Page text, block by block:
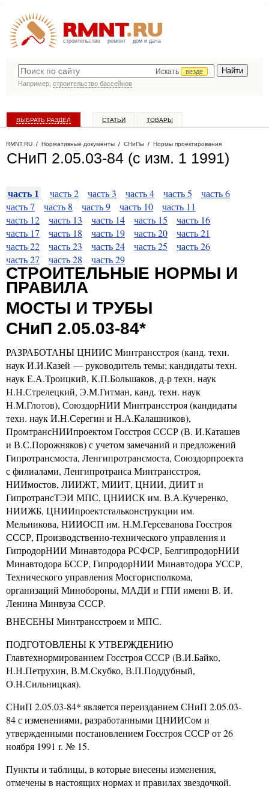
строительство ремонт дом и дача
Искать
везде
Например, строительство бассейнов
ВЫБРАТЬ РАЗДЕЛ СТАТЬИ ТОВАРЫ
RMNT.RU / Нормативные документы / СНиПы / Нормы проектирования
СНиП 2.05.03-84 (с изм. 1 1991)
часть 1 часть 2 часть 3 часть 4 часть 5
часть 6
часть 7
часть 8 часть 9 часть 10
часть 11
часть 12
часть 13 часть 14 часть 15
часть 16
часть 17
часть 18 часть 19 часть 20
часть 21
часть 22
часть 23 часть 24 часть 25
часть 26
часть 27
часть 28 часть 29
СТРОИТЕЛЬНЫЕ НОРМЫ И
ПРАВИЛА
МОСТЫ И ТРУБЫ
СНиП 2.05.03-84*
РАЗРАБОТАНЫ ЦНИИС Минтрансстроя (канд. техн.
наук И.И.Казей — руководитель темы; кандидаты техн.
наук Е.А.Троицкий, К.П.Большаков, д-р техн. наук
Н.Н.Стрелецкий, Э.М.Гитман, канд. техн. наук
Н.М.Глотов), СоюздорНИИ Минтрансстроя (кандидаты
техн. наук И.Н.Серегин и Н.А.Калашников),
ПромтрансНИИпроектом Госстроя СССР(В. И.Каташев
и В.С.Порожняков) с учетом замечаний и предложений
Гипротрансмоста, Ленгипротрансмоста, Союздорпроекта
с филиалами, Ленгипротранса Минтрансстроя,
НИИмостов, ЛИИЖТ, МИИТ, ЦНИИ, ДИИТ и
ГипротрансТЭИ МПС, ЦНИИСК им. В.А.Кучеренко,
НИИЖБ, ЦНИИпроектстальконструкции им.
Мельникова, НИИОСП им. Н.М.Герсеванова Госстроя
СССР, Производственно-технического управления и
ГипродорНИИ Минавтодора РСФСР, БелгипродорНИИ
Минавтодора БССР, ГипродорНИИ Минавтодора УССР,
Технического управления Мосгорисполкома,
организаций Минобороны, МАДИ и ГПИ имени В. И.
Ленина Минвуза СССР.
ВНЕСЕНЫ Минтрансстроем и МПС.
ПОДГОТОВЛЕНЫ К УТВЕРЖДЕНИЮ
Главтехнормированием Госстроя СССР (В.И.Байко,
Н.Н.Петрухин, В.М.Скубко, В.П.Поддубный,
О.Н.Сильницкая).
СНиП 2.05.03-84* является переизданием СНиП 2.05.03-
84 с изменениями, разработанными ЦНИИСом и
утвержденными постановлением Госстроя СССР от 26
ноября 1991 r. № 15.
Пункты и таблицы, в которые внесены изменения,
отмечены в настоящих нормах и правилах звездочкой.